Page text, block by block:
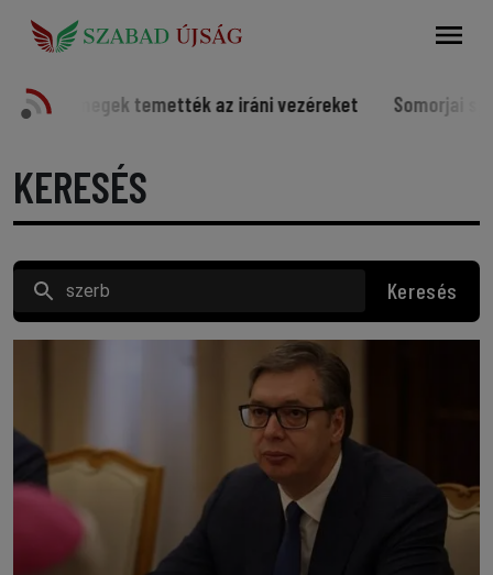
az iráni vezéreket Somorjai sportolók a világ
KERESÉS
Keresés